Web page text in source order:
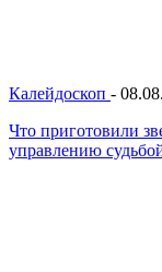
Калейдоскоп -
Что приготовили
управлению